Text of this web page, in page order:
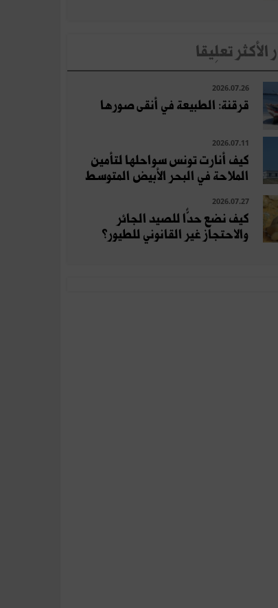
الأكثر تعلِيقا
2026.07.26
قرقنة: الطبيعة في أنقى صورها
2026.07.11
كيف أنارت تونس سواحلها لتأمين
الملاحة في البحر الأبيض المتوسط
2026.07.27
كيف نضع حدًّا للصيد الجائر
والاحتجاز غير القانوني للطيور؟